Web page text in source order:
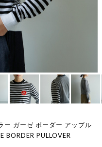
ガーゼ ボーダー アップル
BORDER PULLOVER